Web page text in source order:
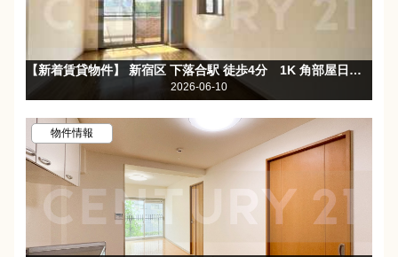
【新着賃貸物件】 新宿区 下落合駅 徒歩4分 1K 角部屋日当たり良好☆バストイレ別☆オートロック☆
2026-06-10
物件情報